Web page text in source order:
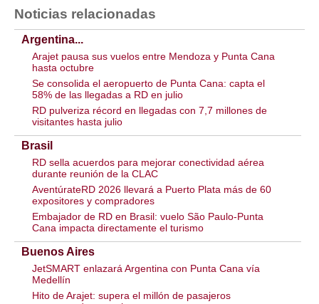
Noticias relacionadas
Argentina...
Arajet pausa sus vuelos entre Mendoza y Punta Cana
hasta octubre
Se consolida el aeropuerto de Punta Cana: capta el
58% de las llegadas a RD en julio
RD pulveriza récord en llegadas con 7,7 millones de
visitantes hasta julio
Brasil
RD sella acuerdos para mejorar conectividad aérea
durante reunión de la CLAC
AventúrateRD 2026 llevará a Puerto Plata más de 60
expositores y compradores
Embajador de RD en Brasil: vuelo São Paulo-Punta
Cana impacta directamente el turismo
Buenos Aires
JetSMART enlazará Argentina con Punta Cana vía
Medellín
Hito de Arajet: supera el millón de pasajeros